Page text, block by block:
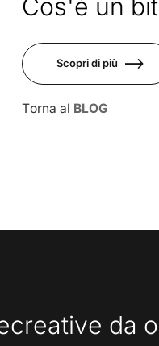
Cos'è un
Scopri di più
Torna al BLOG
da